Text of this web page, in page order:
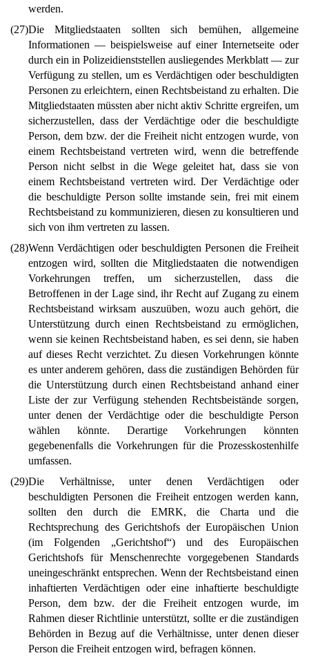
werden.
(27)Die Mitgliedstaaten sollten sich bemühen, allgemeine
Informationen — beispielsweise auf einer Internetseite oder
durch ein in Polizeidienststellen ausliegendes Merkblatt — zur
Verfügung zu stellen, um es Verdächtigen oder beschuldigten
Personen zu erleichtern, einen Rechtsbeistand zu erhalten. Die
Mitgliedstaaten müssten aber nicht aktiv Schritte ergreifen, um
sicherzustellen, dass der Verdächtige oder die beschuldigte
Person, dem bzw. der die Freiheit nicht entzogen wurde, von
einem Rechtsbeistand vertreten wird, wenn die betreffende
Person nicht selbst in die Wege geleitet hat, dass sie von
einem Rechtsbeistand vertreten wird. Der Verdächtige oder
die beschuldigte Person sollte imstande sein, frei mit einem
Rechtsbeistand zu kommunizieren, diesen zu konsultieren und
sich von ihm vertreten zu lassen.
(28)Wenn Verdächtigen oder beschuldigten Personen die Freiheit
entzogen wird, sollten die Mitgliedstaaten die notwendigen
Vorkehrungen treffen, um sicherzustellen, dass die
Betroffenen in der Lage sind, ihr Recht auf Zugang zu einem
Rechtsbeistand wirksam auszuüben, wozu auch gehört, die
Unterstützung durch einen Rechtsbeistand zu ermöglichen,
wenn sie keinen Rechtsbeistand haben, es sei denn, sie haben
auf dieses Recht verzichtet. Zu diesen Vorkehrungen könnte
es unter anderem gehören, dass die zuständigen Behörden für
die Unterstützung durch einen Rechtsbeistand anhand einer
Liste der zur Verfügung stehenden Rechtsbeistände sorgen,
unter denen der Verdächtige oder die beschuldigte Person
wählen könnte. Derartige Vorkehrungen könnten
gegebenenfalls die Vorkehrungen für die Prozesskostenhilfe
umfassen.
(29)Die Verhältnisse, unter denen Verdächtigen oder
beschuldigten Personen die Freiheit entzogen werden kann,
sollten den durch die EMRK, die Charta und die
Rechtsprechung des Gerichtshofs der Europäischen Union
(im Folgenden „Gerichtshof“) und des Europäischen
Gerichtshofs für Menschenrechte vorgegebenen Standards
uneingeschränkt entsprechen. Wenn der Rechtsbeistand einen
inhaftierten Verdächtigen oder eine inhaftierte beschuldigte
Person, dem bzw. der die Freiheit entzogen wurde, im
Rahmen dieser Richtlinie unterstützt, sollte er die zuständigen
Behörden in Bezug auf die Verhältnisse, unter denen dieser
Person die Freiheit entzogen wird, befragen können.